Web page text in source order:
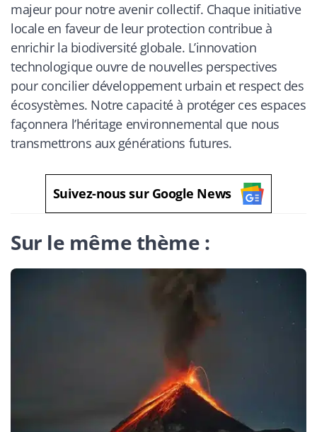
majeur pour notre avenir collectif. Chaque initiative
locale en faveur de leur protection contribue à
enrichir la biodiversité globale. L’innovation
technologique ouvre de nouvelles perspectives
pour concilier développement urbain et respect des
écosystèmes. Notre capacité à protéger ces espaces
façonnera l’héritage environnemental que nous
transmettrons aux générations futures.
Suivez-nous sur Google News
Sur le même thème :